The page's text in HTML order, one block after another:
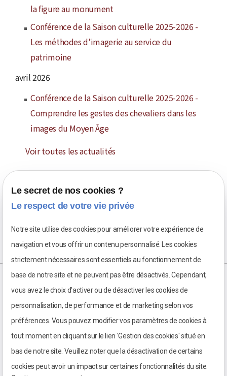
la figure au monument
Conférence de la Saison culturelle 2025-2026 -
Les méthodes d’imagerie au service du
patrimoine
avril 2026
Conférence de la Saison culturelle 2025-2026 -
Comprendre les gestes des chevaliers dans les
images du Moyen Âge
Voir toutes les actualités
Le secret de nos cookies ?
Le respect de votre vie privée
Notre site utilise des cookies pour améliorer votre expérience de
navigation et vous offrir un contenu personnalisé. Les cookies
strictement nécessaires sont essentiels au fonctionnement de
base de notre site et ne peuvent pas être désactivés. Cependant,
vous avez le choix d'activer ou de désactiver les cookies de
personnalisation, de performance et de marketing selon vos
préférences. Vous pouvez modifier vos paramètres de cookies à
tout moment en cliquant sur le lien 'Gestion des cookies' situé en
bas de notre site. Veuillez noter que la désactivation de certains
cookies peut avoir un impact sur certaines fonctionnalités du site.